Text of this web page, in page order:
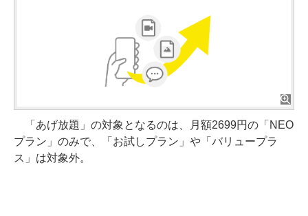
「あげ放題」の対象となるのは、月額2699円の「NEO
プラン」のみで、「お試しプラン」や「バリュープラ
ス」は対象外。